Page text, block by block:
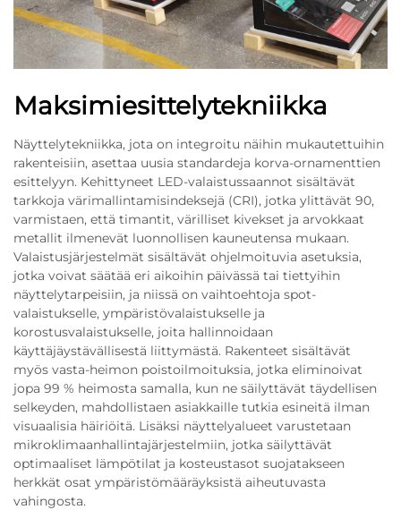
Maksimiesittelytekniikka
Näyttelytekniikka, jota on integroitu näihin mukautettuihin
rakenteisiin, asettaa uusia standardeja korva-ornamenttien
esittelyyn. Kehittyneet LED-valaistussaannot sisältävät
tarkkoja värimallintamisindeksejä (CRI), jotka ylittävät 90,
varmistaen, että timantit, värilliset kivekset ja arvokkaat
metallit ilmenevät luonnollisen kauneutensa mukaan.
Valaistusjärjestelmät sisältävät ohjelmoituvia asetuksia,
jotka voivat säätää eri aikoihin päivässä tai tiettyihin
näyttelytarpeisiin, ja niissä on vaihtoehtoja spot-
valaistukselle, ympäristövalaistukselle ja
korostusvalaistukselle, joita hallinnoidaan
käyttäjäystävällisestä liittymästä. Rakenteet sisältävät
myös vasta-heimon poistoilmoituksia, jotka eliminoivat
jopa 99 % heimosta samalla, kun ne säilyttävät täydellisen
selkeyden, mahdollistaen asiakkaille tutkia esineitä ilman
visuaalisia häiriöitä. Lisäksi näyttelyalueet varustetaan
mikroklimaanhallintajärjestelmiin, jotka säilyttävät
optimaaliset lämpötilat ja kosteustasot suojatakseen
herkkät osat ympäristömääräyksistä aiheutuvasta
vahingosta.